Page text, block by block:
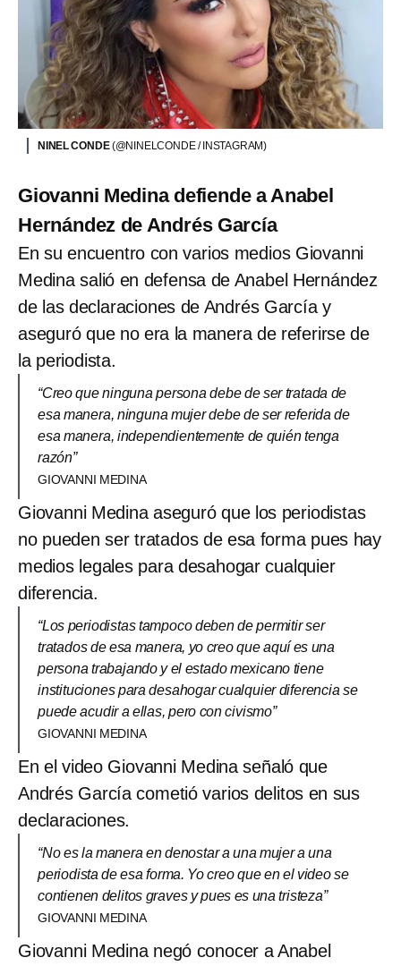
NINEL CONDE(@NINELCONDE / INSTAGRAM)
Giovanni Medina defiende a Anabel
Hernández de Andrés García
En su encuentro con varios medios Giovanni
Medina salió en defensa de Anabel Hernández
de las declaraciones de Andrés García y
aseguró que no era la manera de referirse de
la periodista.
“Creo que ninguna persona debe de ser tratada de
esa manera, ninguna mujer debe de ser referida de
esa manera, independientemente de quién tenga
razón”
GIOVANNI MEDINA
Giovanni Medina aseguró que los periodistas
no pueden ser tratados de esa forma pues hay
medios legales para desahogar cualquier
diferencia.
“Los periodistas tampoco deben de permitir ser
tratados de esa manera, yo creo que aquí es una
persona trabajando y el estado mexicano tiene
instituciones para desahogar cualquier diferencia se
puede acudir a ellas, pero con civismo”
GIOVANNI MEDINA
En el video Giovanni Medina señaló que
Andrés García cometió varios delitos en sus
declaraciones.
“No es la manera en denostar a una mujer a una
periodista de esa forma. Yo creo que en el video se
contienen delitos graves y pues es una tristeza”
GIOVANNI MEDINA
Giovanni Medina negó conocer a Anabel